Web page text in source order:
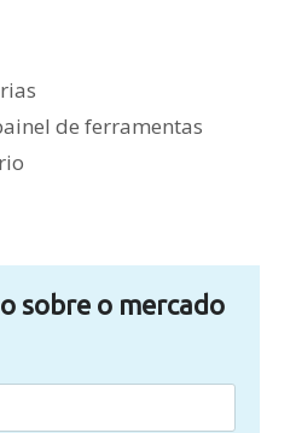
de ferramentas
sobre o mercado